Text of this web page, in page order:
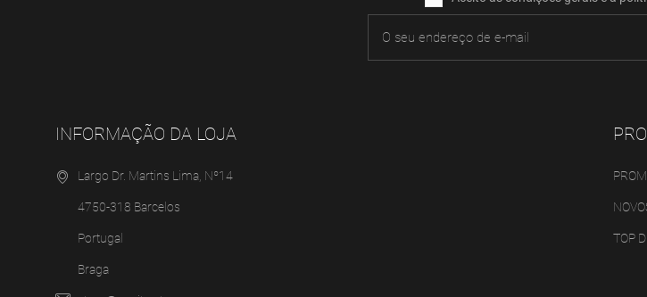
INFORMAÇÃO DA LOJA
Largo Dr. Martins Lima, Nº14
4750-318 Barcelos
Portugal
Braga
TOP